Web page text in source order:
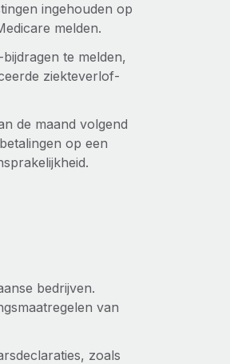
ingehouden op
melden.
te melden,
ziekteverlof-
de maand volgend
op een
bedrijven.
van
zoals